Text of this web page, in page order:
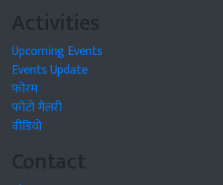
Activities
Upcoming Events
Events Update
फोरम
फोटो गैलरी
वीडियो
Contact